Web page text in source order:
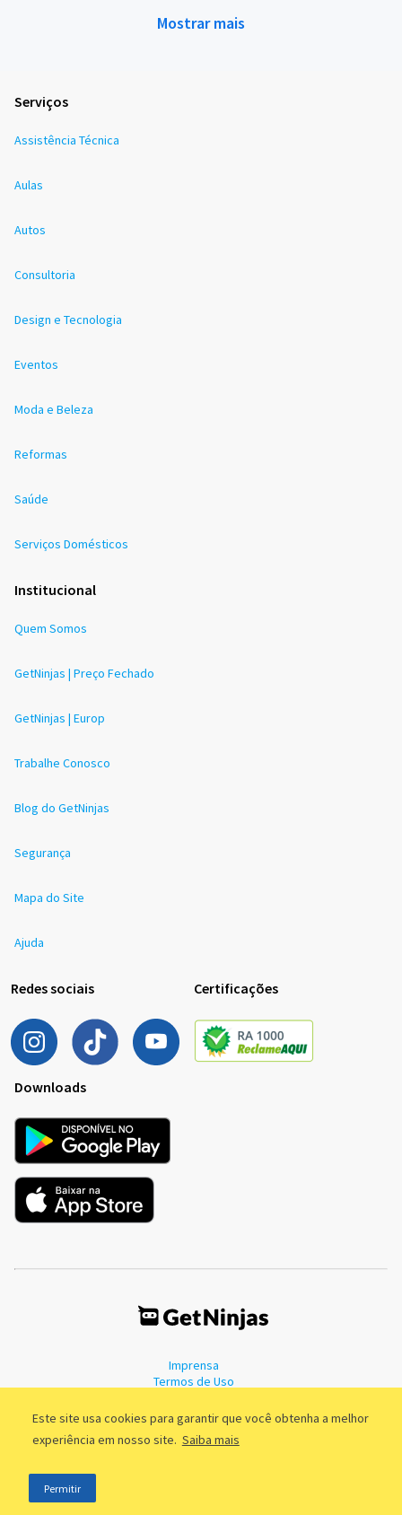
Este site usa cookies para garantir que você obtenha a melhor
experiência em nosso site. Saiba mais
Permitir
Mostrar mais
Serviços
Assistência Técnica
Aulas
Autos
Consultoria
Design e Tecnologia
Eventos
Moda e Beleza
Reformas
Saúde
Serviços Domésticos
Institucional
Quem Somos
GetNinjas | Preço Fechado
GetNinjas | Europ
Trabalhe Conosco
Blog do GetNinjas
Segurança
Mapa do Site
Ajuda
Redes sociais Certificações
Downloads
Imprensa
Termos de Uso
©2011 - 2026, GetNinjas LTDA. CNPJ 55.744.877/0001-89 - Rua Dr.
Fernandes Coelho, 85 - 3º andar - São Paulo/SP - Brasil